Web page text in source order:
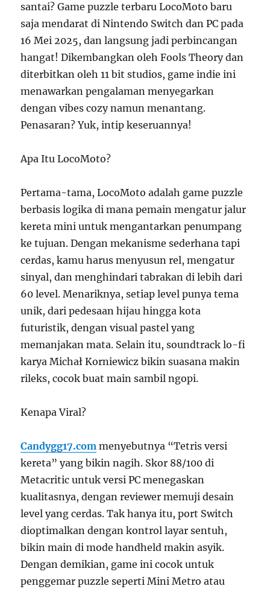
santai? Game puzzle terbaru LocoMoto baru
saja mendarat di Nintendo Switch dan PC pada
16 Mei 2025, dan langsung jadi perbincangan
hangat! Dikembangkan oleh Fools Theory dan
diterbitkan oleh 11 bit studios, game indie ini
menawarkan pengalaman menyegarkan
dengan vibes cozy namun menantang.
Penasaran? Yuk, intip keseruannya!
Apa Itu LocoMoto?
Pertama-tama, LocoMoto adalah game puzzle
berbasis logika di mana pemain mengatur jalur
kereta mini untuk mengantarkan penumpang
ke tujuan. Dengan mekanisme sederhana tapi
cerdas, kamu harus menyusun rel, mengatur
sinyal, dan menghindari tabrakan di lebih dari
60 level. Menariknya, setiap level punya tema
unik, dari pedesaan hijau hingga kota
futuristik, dengan visual pastel yang
memanjakan mata. Selain itu, soundtrack lo-fi
karya Michał Korniewicz bikin suasana makin
rileks, cocok buat main sambil ngopi.
Kenapa Viral?
Candygg17.com menyebutnya “Tetris versi
kereta” yang bikin nagih. Skor 88/100 di
Metacritic untuk versi PC menegaskan
kualitasnya, dengan reviewer memuji desain
level yang cerdas. Tak hanya itu, port Switch
dioptimalkan dengan kontrol layar sentuh,
bikin main di mode handheld makin asyik.
Dengan demikian, game ini cocok untuk
penggemar puzzle seperti Mini Metro atau